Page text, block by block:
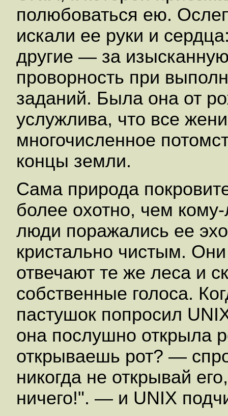
полюбоваться ею.
искали ее руки и
другие — за
проворность при
заданий. Была она от
услужлива, что все
многочисленное
концы земли.
Сама природа
более охотно, чем
люди поражались ее
кристально чистым.
отвечают те же леса и
собственные голоса.
пастушок попросил
она послушно открыла
открываешь рот? —
никогда не открывай
ничего!". — и UNIX